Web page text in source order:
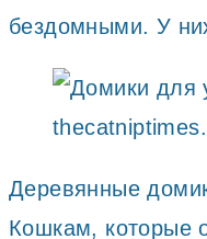
бездомными. У
Деревянные
Кошкам, которые